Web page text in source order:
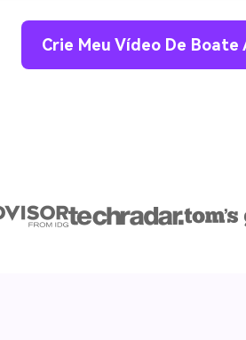
Crie Meu Vídeo De Boate